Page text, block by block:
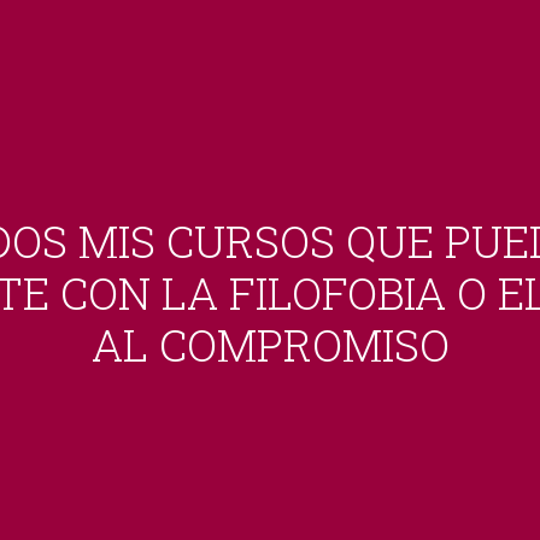
MIS CURSOS QUE
CON LA FILOFOBIA O
AL COMPROMISO